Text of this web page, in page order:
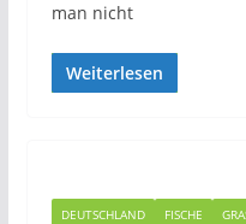
man nicht
Weiterlesen
DEUTSCHLAND FISCHE